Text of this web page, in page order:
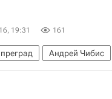
19:31 161
Андрей Чибис